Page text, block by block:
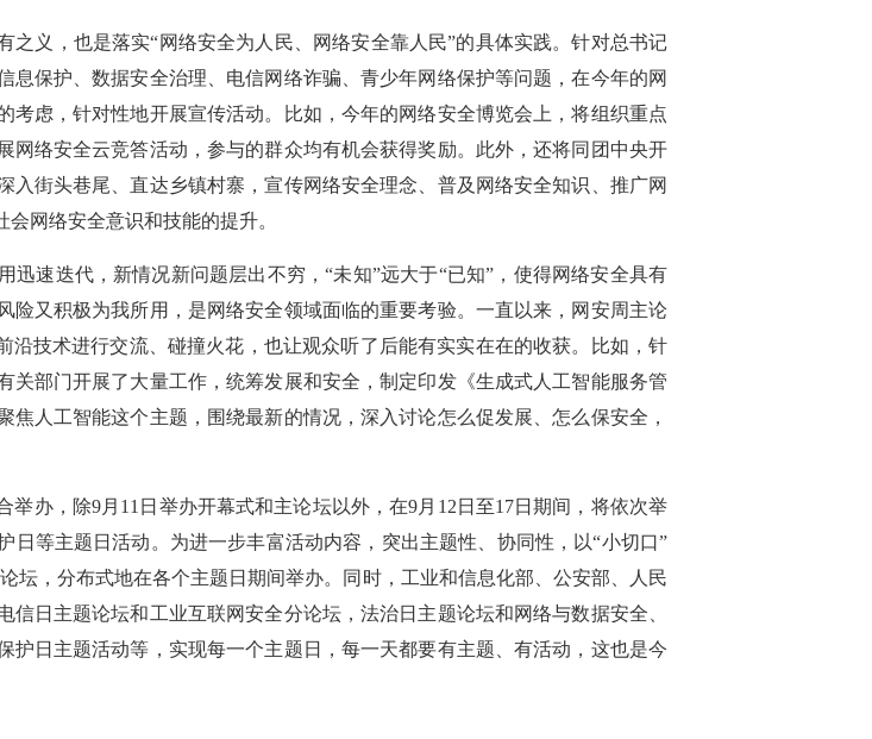
义，也是落实“网络安全为人民、网络安全靠人民”的具体实践。针对总书记
保护、数据安全治理、电信网络诈骗、青少年网络保护等问题，在今年的网
虑，针对性地开展宣传活动。比如，今年的网络安全博览会上，将组织重点
络安全云竞答活动，参与的群众均有机会获得奖励。此外，还将同团中央开
街头巷尾、直达乡镇村寨，宣传网络安全理念、普及网络安全知识、推广网
网络安全意识和技能的提升。
速迭代，新情况新问题层出不穷，“未知”远大于“已知”，使得网络安全具有
又积极为我所用，是网络安全领域面临的重要考验。一直以来，网安周主论
技术进行交流、碰撞火花，也让观众听了后能有实实在在的收获。比如，针
部门开展了大量工作，统筹发展和安全，制定印发《生成式人工智能服务管
人工智能这个主题，围绕最新的情况，深入讨论怎么促发展、怎么保安全，
办，除9月11日举办开幕式和主论坛以外，在9月12日至17日期间，将依次举
等主题日活动。为进一步丰富活动内容，突出主题性、协同性，以“小切口”
坛，分布式地在各个主题日期间举办。同时，工业和信息化部、公安部、人民
日主题论坛和工业互联网安全分论坛，法治日主题论坛和网络与数据安全、
日主题活动等，实现每一个主题日，每一天都要有主题、有活动，这也是今